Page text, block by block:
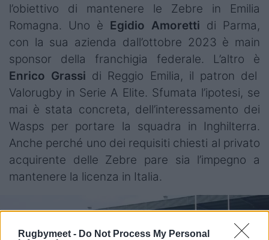
Rugbymeet - Do Not Process My Personal
l’obiettivo di mantenere le Zebre in Emilia
Romagna. Uno è Egidio Amoretti di Parma,
con la sua azienda dall’ottobre 2023 è main
sponsor della franchigia federale. L’altro è
Enrico Grassi di Reggio Emilia, il patron del
Valorugby in Serie A Elite. Sfumata l’ipotesi, se
mai è stata concreta, dell’interessamento dei
Wasps per portare la squadra in Inghilterra.
Anche perché uno dei requisiti chiesti al privato
acquirente delle Zebre pare sia l’impegno a
mantenere la licenza in Italia.